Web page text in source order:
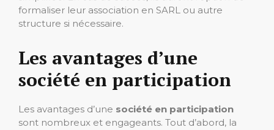
formaliser leur association en SARL ou autre
structure si nécessaire.
Les avantages d’une
société en participation
Les avantages d’une société en participation
sont nombreux et engageants. Tout d’abord, la